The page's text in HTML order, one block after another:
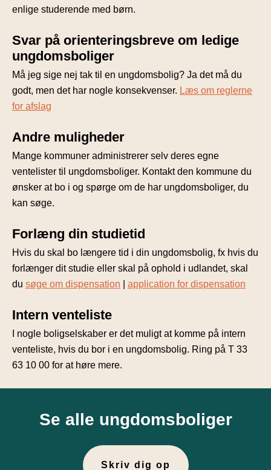
enlige studerende med børn.
Svar på orienteringsbreve om ledige
ungdomsboliger
Må jeg sige nej tak til en ungdomsbolig? Ja det må du
godt, men det har nogle konsekvenser. Læs om reglerne
for afslag
Andre muligheder
Mange kommuner administrerer selv deres egne
ventelister til ungdomsboliger. Kontakt den kommune du
ønsker at bo i og spørge om de har ungdomsboliger, du
kan søge.
Forlæng din studietid
Hvis du skal bo længere tid i din ungdomsbolig, fx hvis du
forlænger dit studie eller skal på ophold i udlandet, skal
du søge om dispensation application for dispensation
Intern venteliste
I nogle boligselskaber er det muligt at komme på intern
venteliste, hvis du bor i en ungdomsbolig. Ring på T 33
63 10 00 for at høre mere.
Se alle ungdomsboliger
Skriv dig op